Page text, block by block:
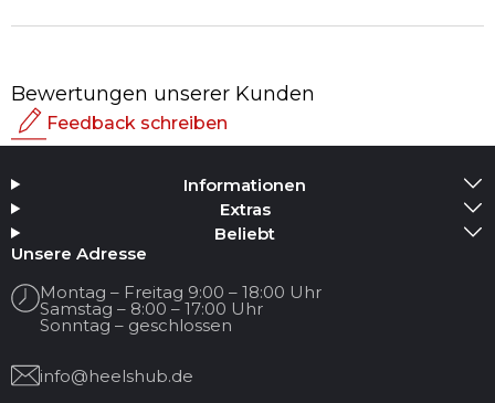
Bewertungen unserer Kunden
Feedback schreiben
Medium hinzufügen
Ihr Name
Ihre E-Mail
Titel der Bewertung
Informationen
Extras
Beliebt
Unsere Adresse
Montag – Freitag 9:00 – 18:00 Uhr
Samstag – 8:00 – 17:00 Uhr
Sonntag – geschlossen
info@heelshub.de